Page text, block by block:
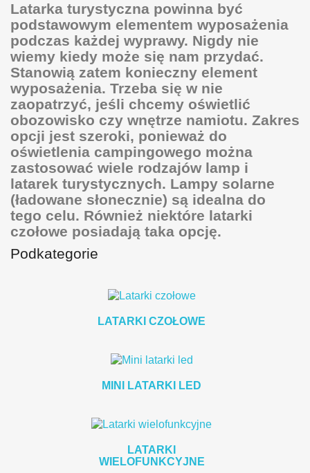
Latarka turystyczna powinna być
podstawowym elementem wyposażenia
podczas każdej wyprawy. Nigdy nie
wiemy kiedy może się nam przydać.
Stanowią zatem konieczny element
wyposażenia. Trzeba się w nie
zaopatrzyć, jeśli chcemy oświetlić
obozowisko czy wnętrze namiotu. Zakres
opcji jest szeroki, ponieważ do
oświetlenia campingowego można
zastosować wiele rodzajów lamp i
latarek turystycznych. Lampy solarne
(ładowane słonecznie) są idealna do
tego celu. Również niektóre latarki
czołowe posiadają taka opcję.
Podkategorie
LATARKI CZOŁOWE
MINI LATARKI LED
LATARKI
WIELOFUNKCYJNE